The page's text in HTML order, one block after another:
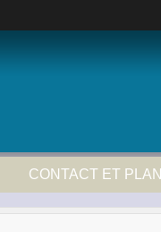
CONTACT ET PLAN